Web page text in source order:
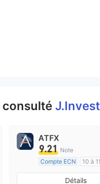
ATFX
9.21 Note
Compte ECN
10 à
Réglementation de
Détails